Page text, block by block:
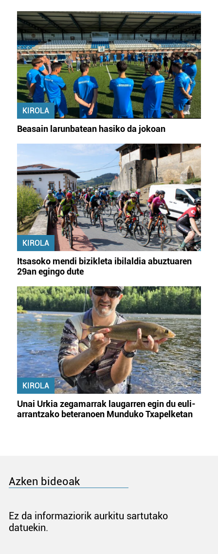
KIROLA
Beasain larunbatean hasiko da jokoan
KIROLA
Itsasoko mendi bizikleta ibilaldia abuztuaren
29an egingo dute
KIROLA
Unai Urkia zegamarrak laugarren egin du euli-
arrantzako beteranoen Munduko Txapelketan
Azken bideoak
Ez da informaziorik aurkitu sartutako
datuekin.